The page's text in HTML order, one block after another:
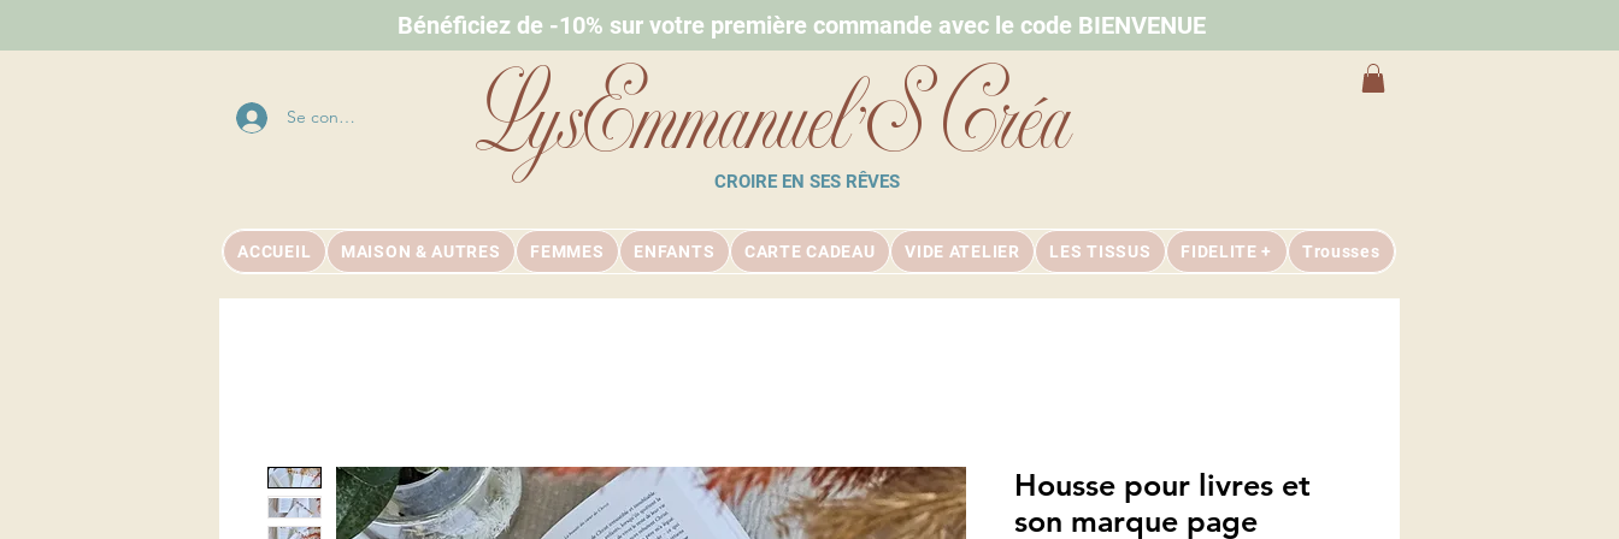
Bénéficiez de -10% sur votre première commande avec le code BIENVENUE
Se connecter LysEmmanuel'S Créa
CROIRE EN SES RÊVES
ACCUEIL MAISON & AUTRES FEMMES ENFANTS CARTE CADEAU VIDE ATELIER LES TISSUS FIDELITE + Trousses
Housse pour livres et
son marque page